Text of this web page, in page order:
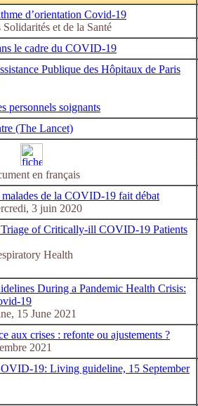
d’orientation Covid-19
et de la Santé
le cadre du COVID-19
Publique des Hôpitaux de Paris
personnels soignants
(The Lancet)
en français
de la COVID-19 fait débat
3 juin 2020
of Critically-ill COVID-19 Patients
Health
During a Pandemic Health Crisis:
19
15 June 2021
aux crises : refonte ou ajustements ?
2021
19: Living guideline, 15 September